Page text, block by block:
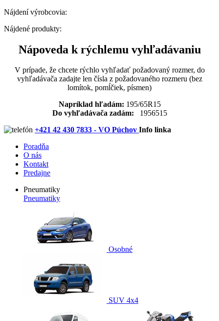
Nájdení výrobcovia:
Nájdené produkty:
Nápoveda k rýchlemu vyhľadávaniu
V prípade, že chcete rýchlo vyhľadať požadovaný rozmer, do
vyhľadávača zadajte len čísla z požadovaného rozmeru (bez
lomítok, pomĺčiek, písmen)
Napríklad hľadám: 195/65R15
Do vyhľadávača zadám: 1956515
+421 42 430 7833 - VO Púchov Info linka
Poradňa
O nás
Kontakt
Predajne
Pneumatiky
Pneumatiky
Osobné
SUV 4x4